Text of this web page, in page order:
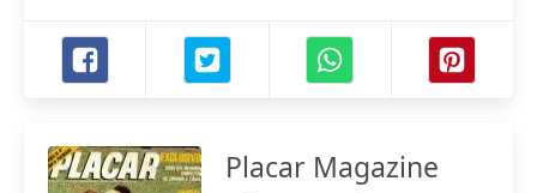
Placar Magazine